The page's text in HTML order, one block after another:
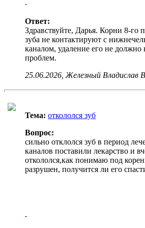
Ответ:
Здравствуйте, Дарья. Корни 8-го
зуба не контактируют с
каналом, удаление его не должно
проблем.
25.06.2026, Железный Владислав
Тема: откололся зуб
Вопрос:
сильно отклолся зуб в период
каналов поставили лекарство и
откололся,как понимаю под
разрушен, получится ли его